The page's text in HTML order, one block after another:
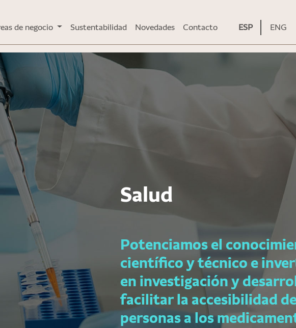
de negocio Sustentabilidad Novedades Contacto ESP ENG
Salud
Potenciamos el
científico y técnico e
en investigación y
facilitar la accesibilidad
personas a los